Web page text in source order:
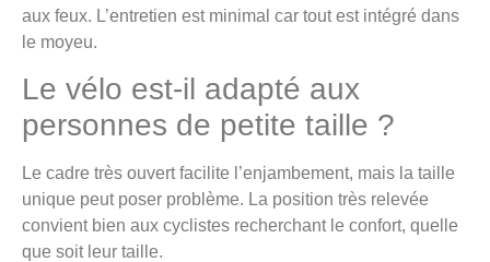
aux feux. L’entretien est minimal car tout est intégré dans
le moyeu.
Le vélo est-il adapté aux
personnes de petite taille ?
Le cadre très ouvert facilite l’enjambement, mais la taille
unique peut poser problème. La position très relevée
convient bien aux cyclistes recherchant le confort, quelle
que soit leur taille.